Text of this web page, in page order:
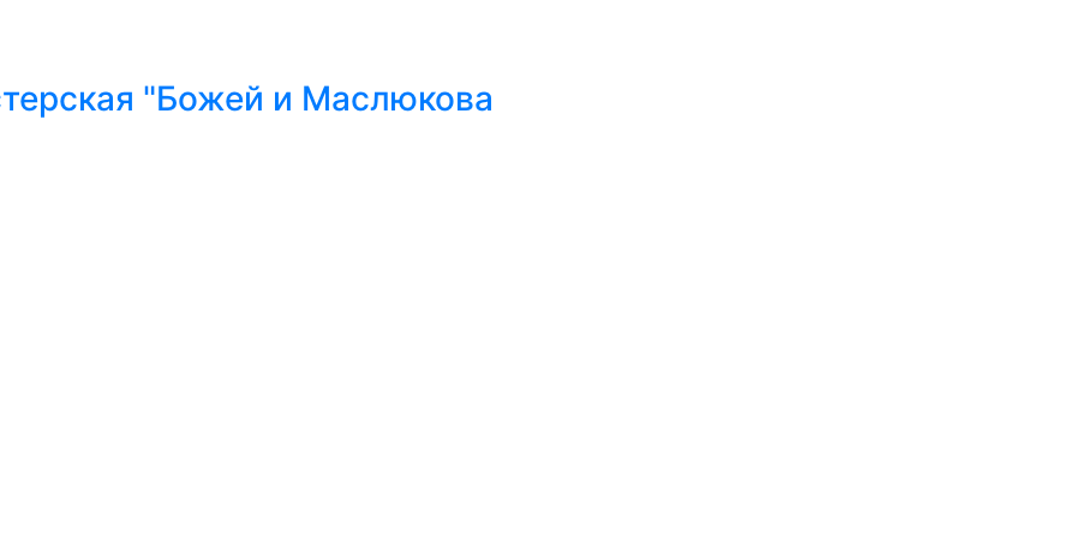
"Божей и Маслюкова